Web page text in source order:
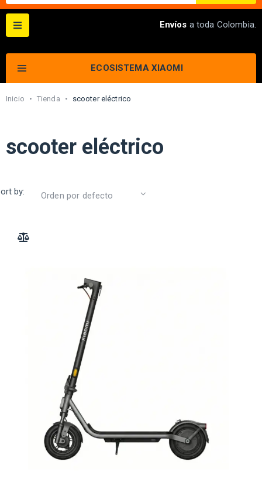
ECOSISTEMA XIAOMI
Envíos a toda Colombia.
Inicio • Tienda • scooter eléctrico
scooter eléctrico
by: